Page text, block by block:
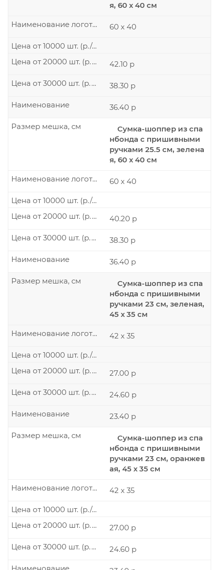
я, 60 х 40 см
60 х 40
Наименование логотипа
Цена от 10000 шт. (р./шт.)
42.10 р
Цена от 20000 шт. (р./шт.)
38.30 р
Цена от 30000 шт. (р./шт.)
36.40 р
Наименование
Сумка-шоппер из спа
нбонда с пришивными
ручками 25.5 см, зелена
я, 60 х 40 см
Размер мешка, см
60 х 40
Наименование логотипа
Цена от 10000 шт. (р./шт.)
40.20 р
Цена от 20000 шт. (р./шт.)
38.30 р
Цена от 30000 шт. (р./шт.)
36.40 р
Наименование
Сумка-шоппер из спа
нбонда с пришивными
ручками 23 см, зеленая,
45 х 35 см
Размер мешка, см
42 х 35
Наименование логотипа
Цена от 10000 шт. (р./шт.)
27.00 р
Цена от 20000 шт. (р./шт.)
24.60 р
Цена от 30000 шт. (р./шт.)
23.40 р
Наименование
Сумка-шоппер из спа
нбонда с пришивными
ручками 23 см, оранжев
ая, 45 х 35 см
Размер мешка, см
42 х 35
Наименование логотипа
Цена от 10000 шт. (р./шт.)
27.00 р
Цена от 20000 шт. (р./шт.)
24.60 р
Цена от 30000 шт. (р./шт.)